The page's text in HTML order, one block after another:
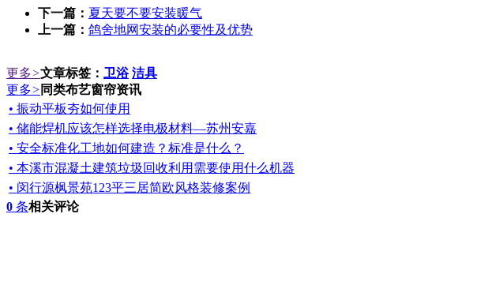
下一篇： 夏天要不要安装暖气
上一篇： 鸽舍地网安装的必要性及优势
更多>文章标签： 卫浴 洁具
更多> 同类布艺窗帘资讯
• 振动平板夯如何使用
• 储能焊机应该怎样选择电极材料—苏州安嘉
• 安全标准化工地如何建造？标准是什么？
• 本溪市混凝土建筑垃圾回收利用需要使用什么机器
• 闵行源枫景苑123平三居简欧风格装修案例
0 条相关评论